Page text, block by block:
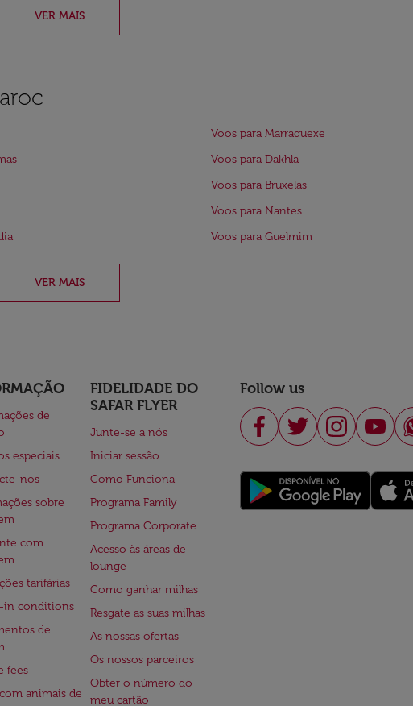
VER MAIS
Voos para Marraquexe
Voos para Dakhla
Voos para Bruxelas
Voos para Nantes
Voos para Guelmim
VER MAIS
de
especiais
nos
sobre
com
tarifárias
in conditions
de
fees
animais de
FIDELIDADE DO
SAFAR FLYER
Junte-se a nós
Iniciar sessão
Como Funciona
Programa Family
Programa Corporate
Acesso às áreas de
lounge
Como ganhar milhas
Resgate as suas milhas
As nossas ofertas
Os nossos parceiros
Obter o número do
meu cartão
Follow us